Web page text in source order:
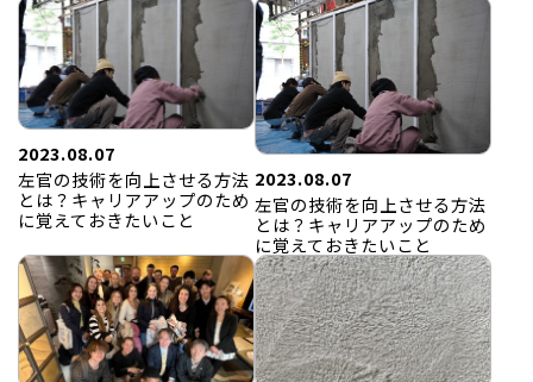
2023.08.07
左官の技術を向上させる方法
とは？キャリアアップのため
に覚えておきたいこと
2023.08.07
左官の技術を向上させる方法
とは？キャリアアップのため
に覚えておきたいこと